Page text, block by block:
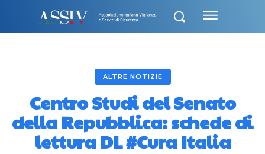
ALTRE NOTIZIE
Centro Studi del Senato
della Repubblica: schede di
lettura DL #Cura Italia